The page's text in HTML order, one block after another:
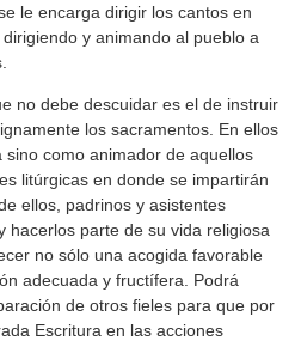
le encarga dirigir los cantos en
y animando al pueblo a
no debe descuidar es el de instruir
los sacramentos. En ellos
como animador de aquellos
litúrgicas en donde se impartirán
ellos, padrinos y asistentes
hacerlos parte de su vida religiosa
no sólo una acogida favorable
adecuada y fructífera. Podrá
de otros fieles para que por
Escritura en las acciones